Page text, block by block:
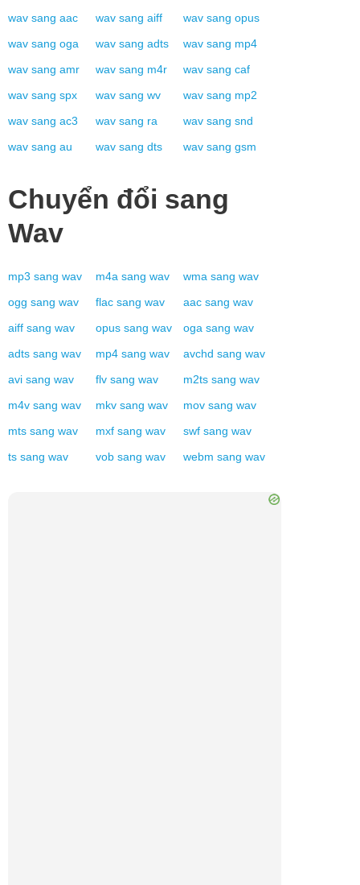
wav sang aac wav sang aiff wav sang opus
wav sang oga wav sang adts wav sang mp4
wav sang amr wav sang m4r wav sang caf
wav sang spx wav sang wv wav sang mp2
wav sang ac3 wav sang ra wav sang snd
wav sang au wav sang dts wav sang gsm
Chuyển đổi sang
Wav
mp3 sang wav m4a sang wav wma sang wav
ogg sang wav flac sang wav aac sang wav
aiff sang wav opus sang wav oga sang wav
adts sang wav mp4 sang wav avchd sang wav
avi sang wav flv sang wav m2ts sang wav
m4v sang wav mkv sang wav mov sang wav
mts sang wav mxf sang wav swf sang wav
ts sang wav vob sang wav webm sang wav